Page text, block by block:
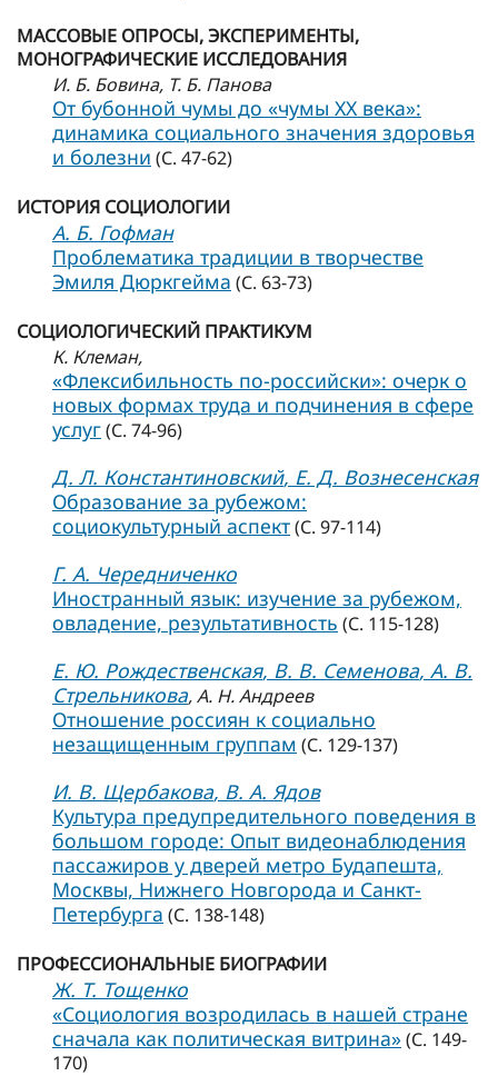
МАССОВЫЕ ОПРОСЫ, ЭКСПЕРИМЕНТЫ,
МОНОГРАФИЧЕСКИЕ ИССЛЕДОВАНИЯ
И. Б. Бовина, Т. Б. Панова
От бубонной чумы до «чумы ХХ века»:
динамика социального значения здоровья
и болезни (С. 47-62)
ИСТОРИЯ СОЦИОЛОГИИ
А. Б. Гофман
Проблематика традиции в творчестве
Эмиля Дюркгейма (С. 63-73)
СОЦИОЛОГИЧЕСКИЙ ПРАКТИКУМ
К. Клеман,
«Флексибильность по-российски»: очерк о
новых формах труда и подчинения в сфере
услуг(С. 74-96)
Д. Л. Константиновский, Е. Д. Вознесенская
Образование за рубежом:
социокультурный аспект(С. 97-114)
Г. А. Чередниченко
Иностранный язык: изучение за рубежом,
овладение, результативность (С. 115-128)
Е. Ю. Рождественская, В. В. Семенова, А. В.
Стрельникова, А. Н. Андреев
Отношение россиян к социально
незащищенным группам (С. 129-137)
И. В. Щербакова, В. А. Ядов
Культура предупредительного поведения в
большом городе: Опыт видеонаблюдения
пассажиров у дверей метро Будапешта,
Москвы, Нижнего Новгорода и Санкт-
Петербурга (С. 138-148)
ПРОФЕССИОНАЛЬНЫЕ БИОГРАФИИ
Ж. Т. Тощенко
«Социология возродилась в нашей стране
сначала как политическая витрина»(С. 149-
170)